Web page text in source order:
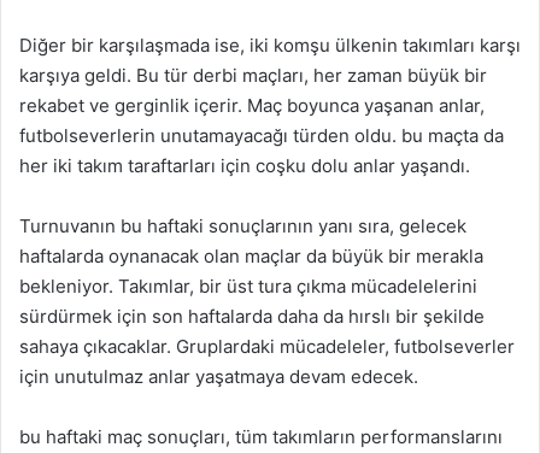
Diğer bir karşılaşmada ise, iki komşu ülkenin takımları karşı
karşıya geldi. Bu tür derbi maçları, her zaman büyük bir
rekabet ve gerginlik içerir. Maç boyunca yaşanan anlar,
futbolseverlerin unutamayacağı türden oldu. bu maçta da
her iki takım taraftarları için coşku dolu anlar yaşandı.
Turnuvanın bu haftaki sonuçlarının yanı sıra, gelecek
haftalarda oynanacak olan maçlar da büyük bir merakla
bekleniyor. Takımlar, bir üst tura çıkma mücadelelerini
sürdürmek için son haftalarda daha da hırslı bir şekilde
sahaya çıkacaklar. Gruplardaki mücadeleler, futbolseverler
için unutulmaz anlar yaşatmaya devam edecek.
bu haftaki maç sonuçları, tüm takımların performanslarını